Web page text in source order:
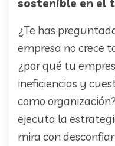
sostenible en el
¿Te has
empresa no crece
¿por qué tu
ineficiencias y
como
ejecuta la
mira con